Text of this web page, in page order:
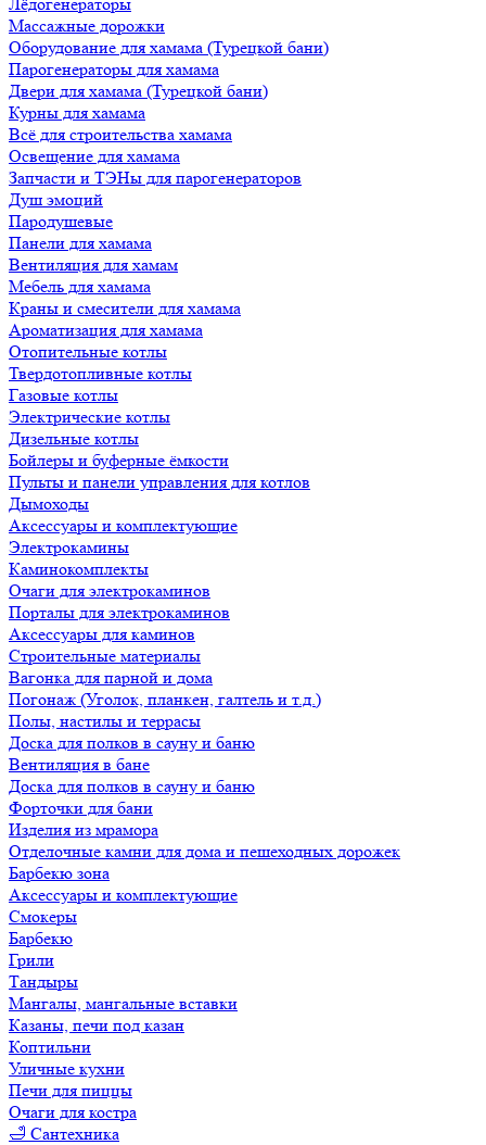
Массажные дорожки
Оборудование для хамама (Турецкой бани)
Парогенераторы для хамама
Двери для хамама (Турецкой бани)
Курны для хамама
Всё для строительства хамама
Освещение для хамама
Запчасти и ТЭНы для парогенераторов
Душ эмоций
Пародушевые
Панели для хамама
Вентиляция для хамам
Мебель для хамама
Краны и смесители для хамама
Ароматизация для хамама
Отопительные котлы
Твердотопливные котлы
Газовые котлы
Электрические котлы
Дизельные котлы
Бойлеры и буферные ёмкости
Пульты и панели управления для котлов
Дымоходы
Аксессуары и комплектующие
Электрокамины
Каминокомплекты
Очаги для электрокаминов
Порталы для электрокаминов
Аксессуары для каминов
Строительные материалы
Вагонка для парной и дома
Погонаж (Уголок, планкен, галтель и т.д.)
Полы, настилы и террасы
Доска для полков в сауну и баню
Вентиляция в бане
Доска для полков в сауну и баню
Форточки для бани
Изделия из мрамора
Отделочные камни для дома и пешеходных дорожек
Барбекю зона
Аксессуары и комплектующие
Смокеры
Барбекю
Грили
Тандыры
Мангалы, мангальные вставки
Казаны, печи под казан
Коптильни
Уличные кухни
Печи для пиццы
Очаги для костра
🛁 Сантехника